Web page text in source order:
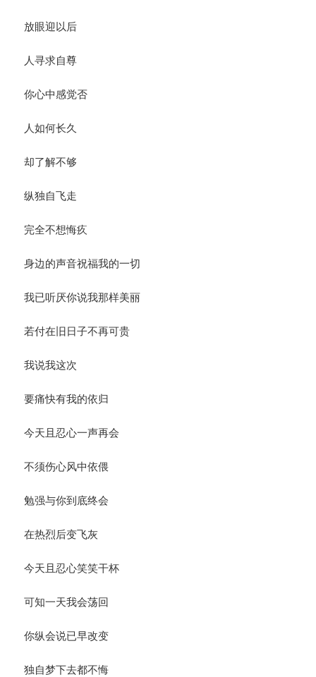
放眼迎以后
人寻求自尊
你心中感觉否
人如何长久
却了解不够
纵独自飞走
完全不想悔疚
身边的声音祝福我的一切
我已听厌你说我那样美丽
若付在旧日子不再可贵
我说我这次
要痛快有我的依归
今天且忍心一声再会
不须伤心风中依偎
勉强与你到底终会
在热烈后变飞灰
今天且忍心笑笑干杯
可知一天我会荡回
你纵会说已早改变
独自梦下去都不悔